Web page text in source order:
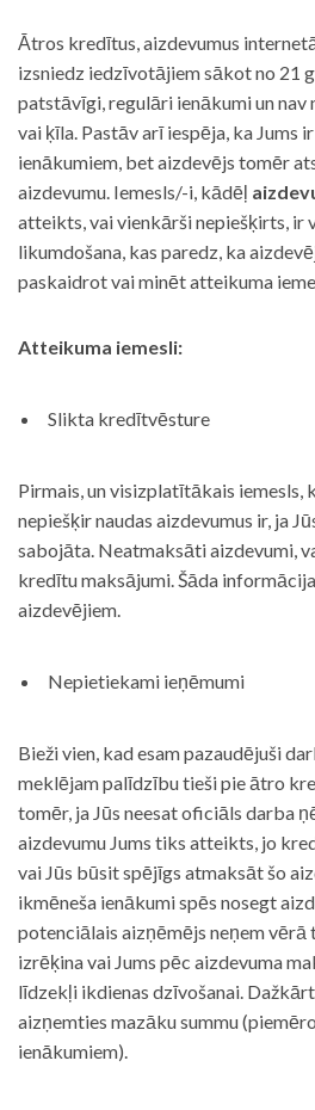
Ātros kredītus, aizdevumus
izsniedz iedzīvotājiem sākot no 21
patstāvīgi, regulāri ienākumi un nav
vai ķīla. Pastāv arī iespēja, ka Jums
ienākumiem, bet aizdevējs tomēr
aizdevumu. Iemesls/-i, kādēļ
atteikts, vai vienkārši nepiešķirts, ir
likumdošana, kas paredz, ka
paskaidrot vai minēt atteikuma
Atteikuma iemesli:
Slikta kredītvēsture
Pirmais, un visizplatītākais
nepiešķir naudas aizdevumus ir, ja
sabojāta. Neatmaksāti aizdevumi,
kredītu maksājumi. Šāda
aizdevējiem.
Nepietiekami ieņēmumi
Bieži vien, kad esam pazaudējuši
meklējam palīdzību tieši pie ātro
tomēr, ja Jūs neesat oficiāls darba
aizdevumu Jums tiks atteikts, jo
vai Jūs būsit spējīgs atmaksāt šo
ikmēneša ienākumi spēs nosegt
potenciālais aizņēmējs neņem vērā
izrēķina vai Jums pēc aizdevuma
līdzekļi ikdienas dzīvošanai.
aizņemties mazāku summu
ienākumiem).